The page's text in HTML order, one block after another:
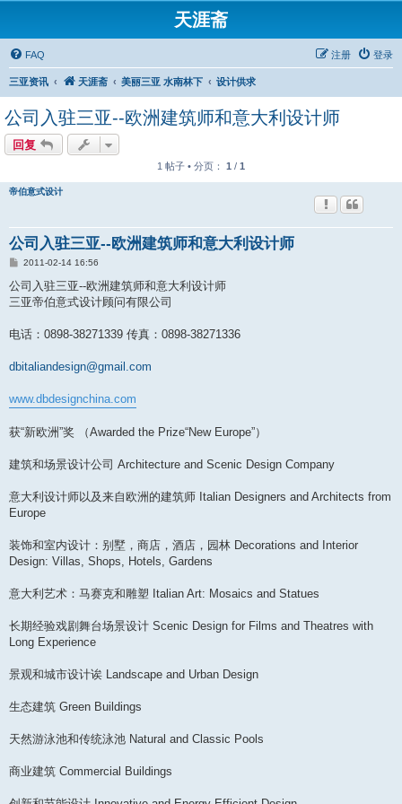
天涯斋
FAQ 登录
注册
三亚资讯 天涯斋 美丽三亚 水南林下 设计供求
公司入驻三亚--欧洲建筑师和意大利设计师
回复
1 帖子 • 分页： 1 / 1
帝伯意式设计
公司入驻三亚--欧洲建筑师和意大利设计师
帖
2011-02-14 16:56
公司入驻三亚--欧洲建筑师和意大利设计师
三亚帝伯意式设计顾问有限公司
电话：0898-38271339 传真：0898-38271336
dbitaliandesign@gmail.com
www.dbdesignchina.com
获“新欧洲”奖 （Awarded the Prize“New Europe”）
建筑和场景设计公司 Architecture and Scenic Design Company
意大利设计师以及来自欧洲的建筑师 Italian Designers and Architects from
Europe
装饰和室内设计：别墅，商店，酒店，园林 Decorations and Interior
Design: Villas, Shops, Hotels, Gardens
意大利艺术：马赛克和雕塑 Italian Art: Mosaics and Statues
长期经验戏剧舞台场景设计 Scenic Design for Films and Theatres with
Long Experience
景观和城市设计诶 Landscape and Urban Design
生态建筑 Green Buildings
天然游泳池和传统泳池 Natural and Classic Pools
商业建筑 Commercial Buildings